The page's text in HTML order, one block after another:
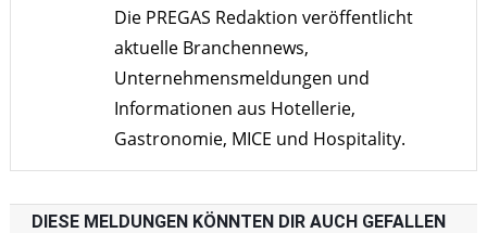
Die PREGAS Redaktion veröffentlicht
aktuelle Branchennews,
Unternehmensmeldungen und
Informationen aus Hotellerie,
Gastronomie, MICE und Hospitality.
DIESE MELDUNGEN KÖNNTEN DIR AUCH GEFALLEN